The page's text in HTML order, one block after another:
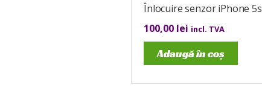
Înlocuire senzor iPhone 5s
100,00 lei incl. TVA
Adaugă în coș